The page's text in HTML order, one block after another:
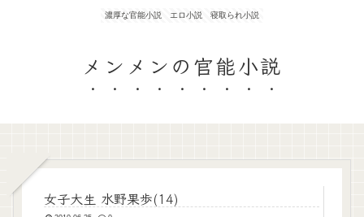
濃厚な官能小説 エロ小説 寝取られ小説
メンメンの官能小説
女子大生 水野果歩(14)